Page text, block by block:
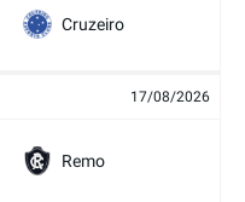
Cruzeiro
17/08/2026
Remo